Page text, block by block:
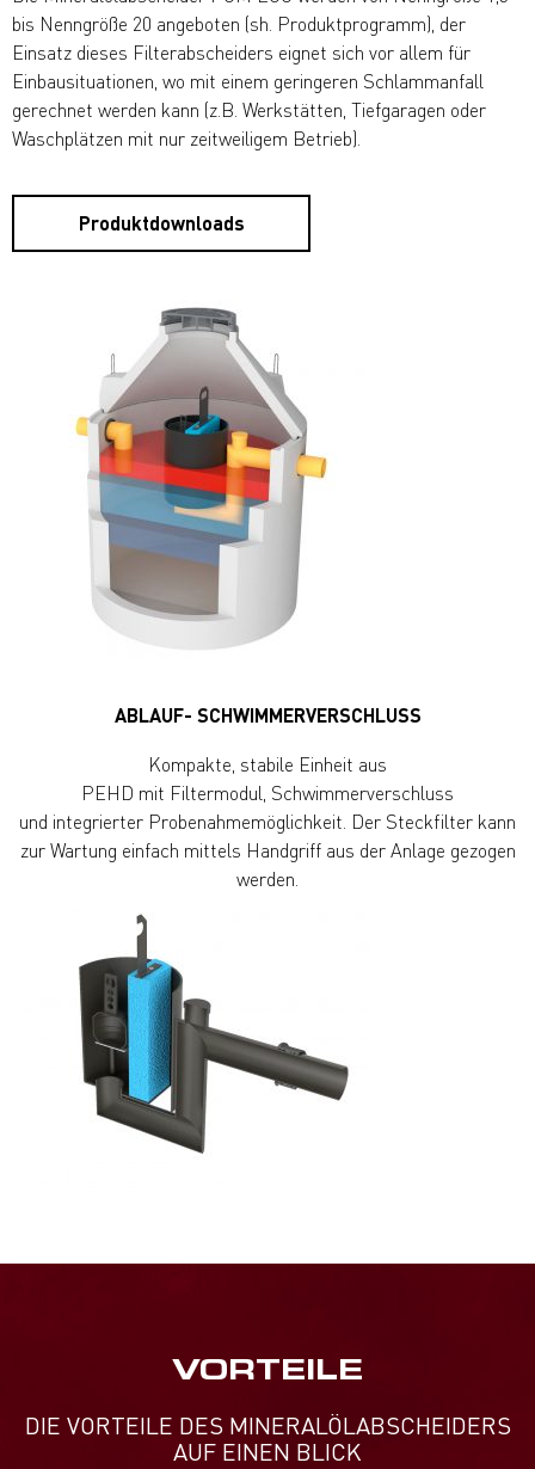
bis Nenngröße 20 angeboten (sh. Produktprogramm), der
Einsatz dieses Filterabscheiders eignet sich vor allem für
Einbausituationen, wo mit einem geringeren Schlammanfall
gerechnet werden kann (z.B. Werkstätten, Tiefgaragen oder
Waschplätzen mit nur zeitweiligem Betrieb).
Produktdownloads
ABLAUF- SCHWIMMERVERSCHLUSS
Kompakte, stabile Einheit aus
PEHD mit Filtermodul, Schwimmerverschluss
und integrierter Probenahmemöglichkeit. Der Steckfilter kann
zur Wartung einfach mittels Handgriff aus der Anlage gezogen
werden.
VORTEILE
DIE VORTEILE DES MINERALÖLABSCHEIDERS
AUF EINEN BLICK